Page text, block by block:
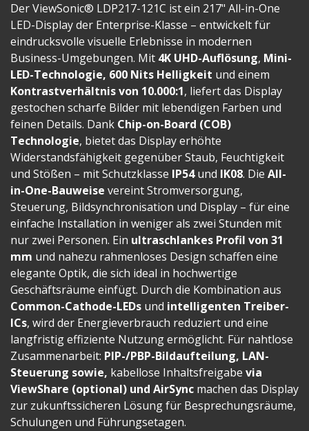
Der ViewSonic® LDP217-121C ist ein 217" All-in-One
LED-Display der Enterprise-Klasse – entwickelt für
eindrucksvolle visuelle Erlebnisse in modernen
Business-Umgebungen. Mit 4K UHD-Auflösung, Mini-
LED-Technologie, 600 Nits Helligkeit und einem
Kontrastverhältnis von 10.000:1, liefert das Display
gestochen scharfe Bilder mit lebendigen Farben und
feinen Details. Dank Chip-on-Board (COB)
Technologie, bietet das Display erhöhte
Widerstandsfähigkeit gegenüber Staub, Feuchtigkeit
und Stößen – mit Schutzklasse IP54und IK08. Die All-
in-One-Bauweise vereint Stromversorgung,
Steuerung, Bildsynchronisation und Display – für eine
einfache Installation in weniger als zwei Stunden mit
nur zwei Personen. Ein ultraschlankes Profil von 31
mm und nahezu rahmenloses Design schaffen eine
elegante Optik, die sich ideal in hochwertige
Geschäftsräume einfügt. Durch die Kombination aus
Common-Cathode-LEDs und intelligenten Treiber-
ICs, wird der Energieverbrauch reduziert und eine
langfristig effiziente Nutzung ermöglicht. Für nahtlose
Zusammenarbeit: PIP-/PBP-Bildaufteilung, LAN-
Steuerung sowie, kabellose Inhaltsfreigabe via
ViewShare (optional) und AirSync machen das Display
zur zukunftssicheren Lösung für Besprechungsräume,
Schulungen und Führungsetagen.